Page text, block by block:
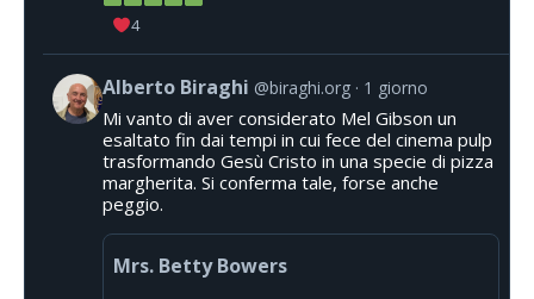
4
Alberto Biraghi @biraghi.org 1 giorno
Mi vanto di aver considerato Mel Gibson un
esaltato fin dai tempi in cui fece del cinema pulp
trasformando Gesù Cristo in una specie di pizza
margherita. Si conferma tale, forse anche
peggio.
Mrs. Betty Bowers